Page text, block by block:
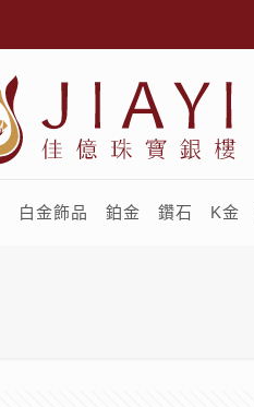
白金飾品 鉑金 鑽石 K金